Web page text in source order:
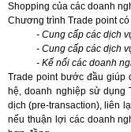
Shopping của các doanh
Chương trình Trade point
- Cung cấp các dịch vụ
- Cung cấp các dịch vụ
- Kế nối các doanh
Trade point bước đầu giúp
hệ, doanh nghiệp sử dụng
dịch (pre-transaction), liên
nếu thuận lợi các doanh